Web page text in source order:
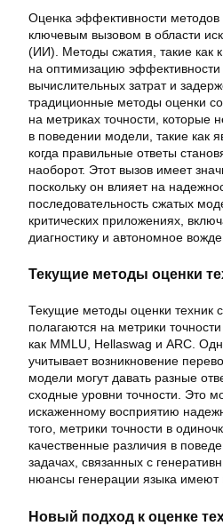
Оценка эффективности методов
ключевым вызовом в области
(ИИ). Методы сжатия, такие как
на оптимизацию
вычислительных затрат и
традиционные методы оценки
на метриках точности, которые
в поведении модели, такие как
когда правильные ответы
наоборот. Этот вызов имеет
поскольку он влияет на
последовательность сжатых
критических приложениях,
диагностику и автономное
Текущие методы оценки
Текущие методы оценки техник
полагаются на метрики
как MMLU, Hellaswag и ARC.
учитывает возникновение
модели могут давать разные
сходные уровни точности. Это
искаженному восприятию
того, метрики точности в
качественные различия в
задачах, связанных с
нюансы генерации языка имеют
Новый подход к оценке